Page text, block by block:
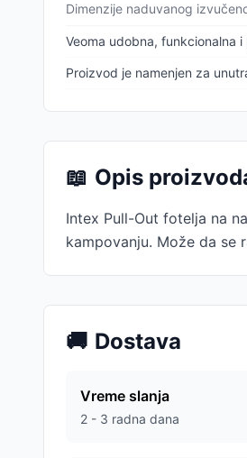
Dimenzije naduvanog
Veoma udobna, funkcionalna
Proizvod je namenjen za
📖 Opis
Intex Pull-Out fotelja na
kampovanju. Može da se
🚚 Dostava
Vreme slanja
2 - 3 radna dana